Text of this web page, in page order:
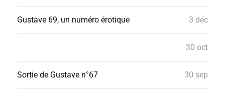
Gustave 69, un numéro érotique 3 déc
30 oct
Sortie de Gustave n°67 30 sep